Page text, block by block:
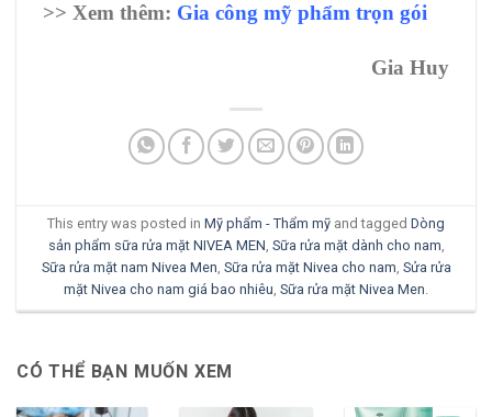
>> Xem thêm: Gia công mỹ phẩm trọn gói
Gia Huy
This entry was posted in Mỹ phẩm - Thẩm mỹ and tagged Dòng
sản phẩm sữa rửa mặt NIVEA MEN, Sữa rửa mặt dành cho nam,
Sữa rửa mặt nam Nivea Men, Sữa rửa mặt Nivea cho nam, Sửa rửa
mặt Nivea cho nam giá bao nhiêu, Sữa rửa mặt Nivea Men.
CÓ THỂ BẠN MUỐN XEM